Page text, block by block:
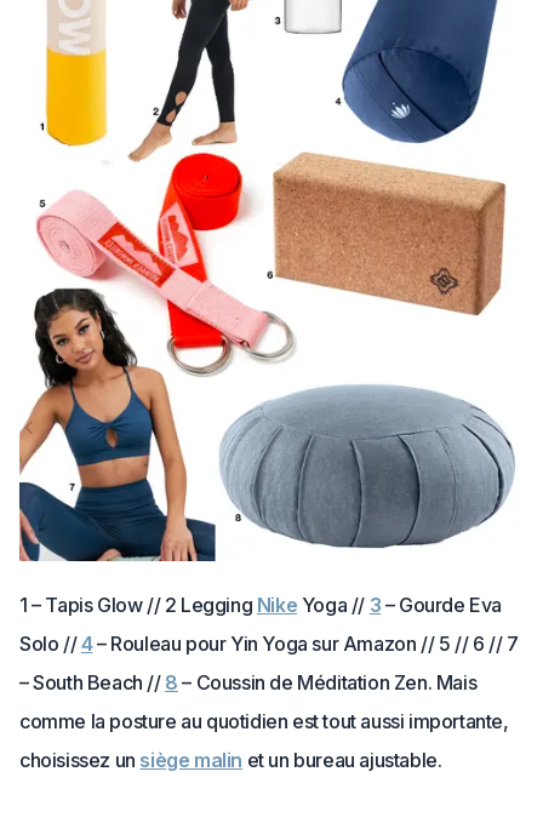
1 – Tapis Glow // 2 Legging Nike Yoga // 3 – Gourde Eva
Solo //4– Rouleau pour Yin Yoga sur Amazon // 5 // 6 // 7
– South Beach // 8 – Coussin de Méditation Zen. Mais
comme la posture au quotidien est tout aussi importante,
choisissez un siège malin et un bureau ajustable.